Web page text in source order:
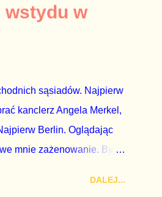
partii Jarosława
przed
PiS wysłali Agencję
wstydu w
sąsiadów. Najpierw
kanclerz Angela Merkel,
Berlin. Oglądając
mnie zażenowanie. Było
DALEJ...